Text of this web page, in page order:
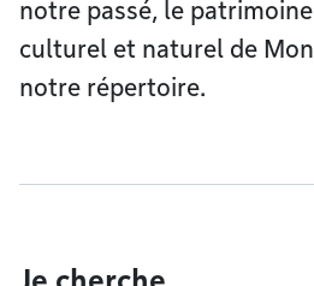
notre passé, le
culturel et naturel de
notre répertoire.